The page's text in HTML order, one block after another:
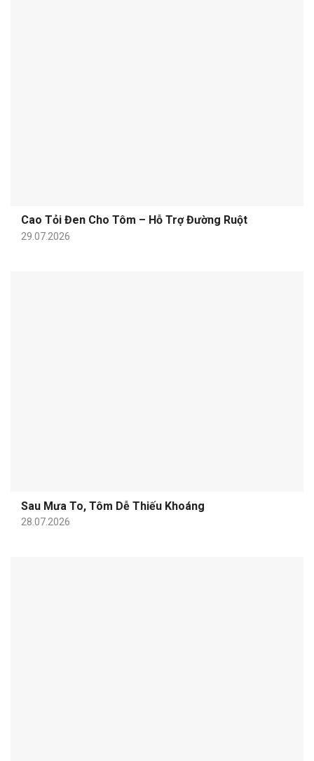
Cao Tỏi Đen Cho Tôm – Hỗ Trợ Đường Ruột
29.07.2026
Sau Mưa To, Tôm Dễ Thiếu Khoáng
28.07.2026